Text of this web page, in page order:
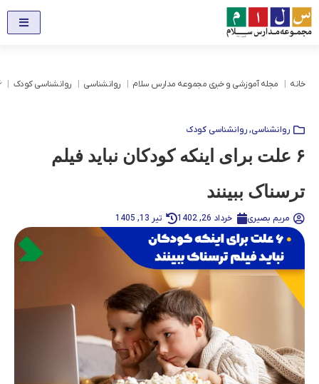
خانه مجله آموزشی و خبری مجموعه مدارس سلام روانشناسی روانشناسی کودک ۶ علت برای
روانشناسی,روانشناسی کودک
۶ علت برای اینکه کودکان نباید فیلم
ترسناک ببینند
مریم بصیری خرداد 26, 1402 تیر 13, 1405